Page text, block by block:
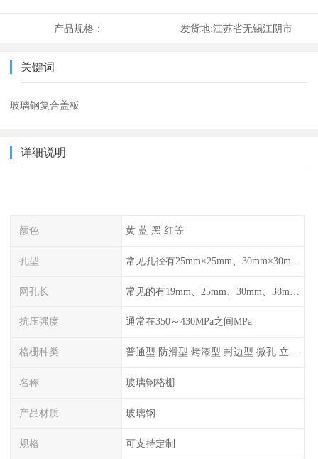
产品规格： 发货地:江苏省无锡江阴市
关键词
玻璃钢复合盖板
详细说明
颜色 黄 蓝 黑 红等
孔型
网孔长
抗压强度 通常在350～430MPa之间MPa
格栅种类 普通型 防滑型 ‌烤漆型 封边型 ‌微孔 立体 加砂覆面型 平面型
名称 玻璃钢格栅
产品材质 玻璃钢
规格 可支持定制